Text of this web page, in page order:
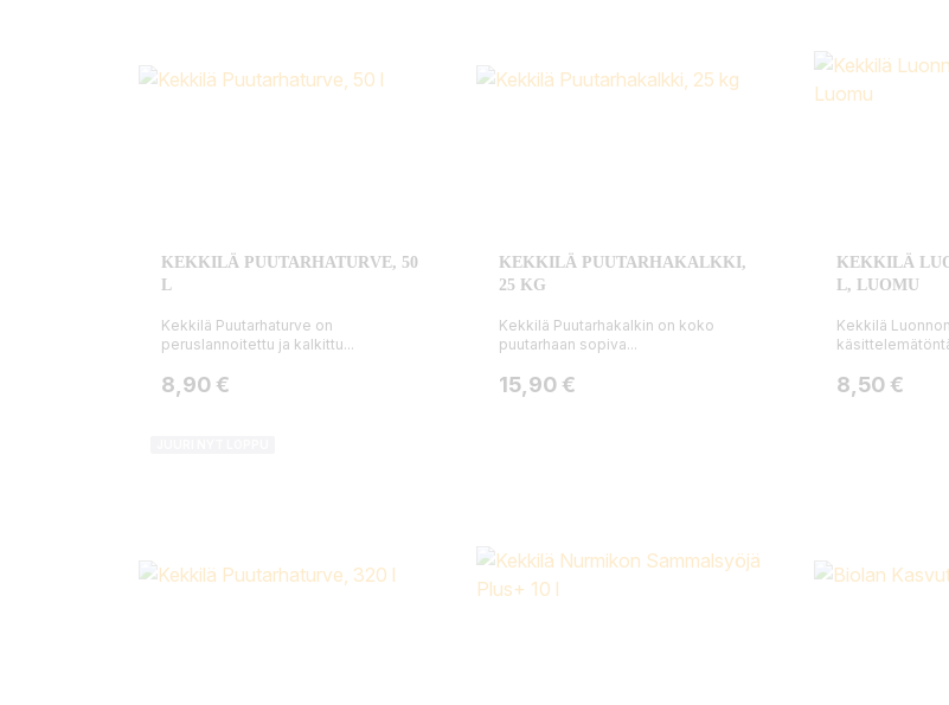
KEKKILÄ PUUTARHATURVE, 50
L
Kekkilä Puutarhaturve on
peruslannoitettu ja kalkittu...
Hinta
8,90 €
KEKKILÄ PUUTARHAKALKKI,
25 KG
Kekkilä Puutarhakalkin on koko
puutarhaan sopiva...
Hinta
15,90 €
KEKKILÄ
L, LUOMU
Kekkilä
Hinta
8,50 €